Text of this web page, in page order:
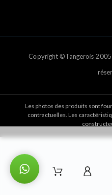
Copyright ©Tangerois
Les photos des produits sont
contractuelles. Les